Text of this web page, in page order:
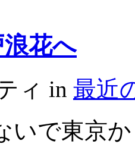
花へ
ィ in 最近
いで東京